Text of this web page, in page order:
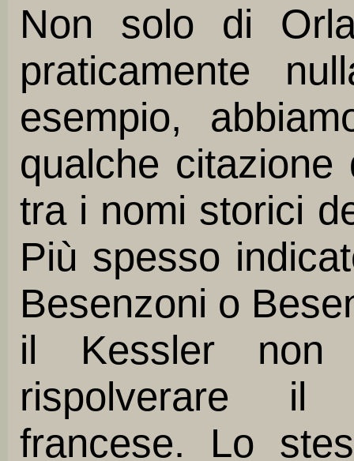
Non solo di
praticamente
esempio,
qualche citazione
tra i nomi storici
Più spesso
Besenzoni o
il Kessler non
rispolverare il
francese. Lo